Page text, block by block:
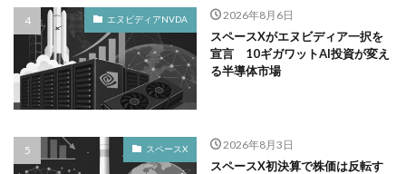
エヌビディアNVDA 2026年8月6日
スペースXがエヌビディア一択を
宣言 10ギガワットAI投資が変え
る半導体市場
スペースX 2026年8月3日
スペースX初決算で株価は反転す